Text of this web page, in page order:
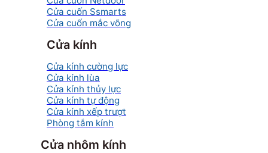
Cửa cuốn Ssmarts
Cửa cuốn mắc võng
Cửa kính
Cửa kính cường lực
Cửa kính lùa
Cửa kính thủy lực
Cửa kính tự động
Cửa kính xếp trượt
Phòng tắm kính
Cửa nhôm kính